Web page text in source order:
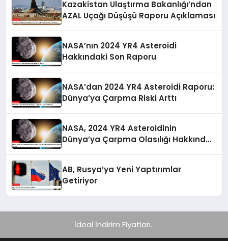
Kazakistan Ulaştırma Bakanlığı’ndan
AZAL Uçağı Düşüşü Raporu Açıklaması
NASA’nın 2024 YR4 Asteroidi
Hakkındaki Son Raporu
NASA’dan 2024 YR4 Asteroidi Raporu:
Dünya’ya Çarpma Riski Arttı
NASA, 2024 YR4 Asteroidinin
Dünya’ya Çarpma Olasılığı Hakkında
AB, Rusya’ya Yeni Yaptırımlar
Getiriyor
İdeal İndirim Fiyatları..